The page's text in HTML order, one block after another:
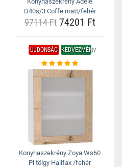
D40s/3 Coffe matt/fehér
97114 Ft74201 Ft
ÚJDONSÁG KEDVEZMÉNY
Konyhaszekrény Zoya Ws60
Pl tölgy Halifax /fehér